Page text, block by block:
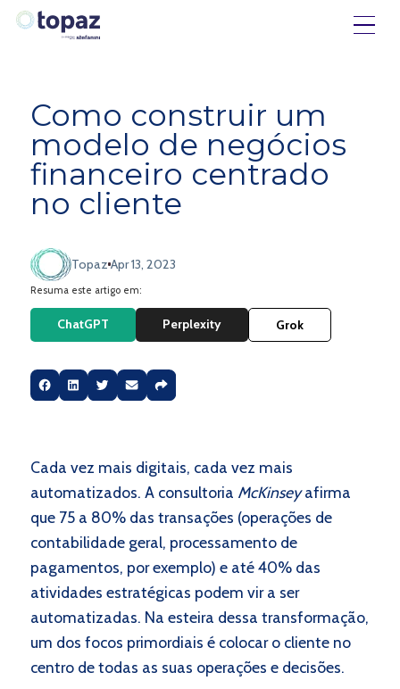
Como construir um
modelo de negócios
financeiro centrado
no cliente
Topaz Apr 13, 2023
Resuma este artigo em:
ChatGPT Perplexity Grok
Cada vez mais digitais, cada vez mais
automatizados. A consultoria McKinseyafirma
que 75 a 80% das transações (operações de
contabilidade geral, processamento de
pagamentos, por exemplo) e até 40% das
atividades estratégicas podem vir a ser
automatizadas. Na esteira dessa transformação,
um dos focos primordiais é colocar o cliente no
centro de todas as suas operações e decisões.